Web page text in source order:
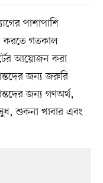
পাশাপাশি
করতে গতকাল
আয়োজন করা
জন্য জরুরি
জন্য গণঅর্থ,
শুকনা খাবার এবং